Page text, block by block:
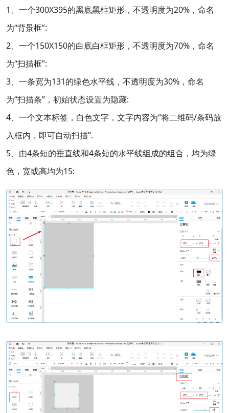
1、一个300X395的黑底黑框矩形，不透明度为20%，命名
为“背景框”:
2、一个150X150的白底白框矩形，不透明度为70%，命名
为“扫描框”:
3、一条宽为131的绿色水平线，不透明度为30%，命名
为“扫描条”，初始状态设置为隐藏:
4、一个文本标签，白色文字，文字内容为“将二维码/条码放
入框内，即可自动扫描”.
5、由4条短的垂直线和4条短的水平线组成的组合，均为绿
色，宽或高均为15: